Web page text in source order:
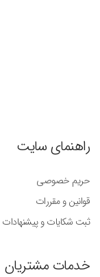
راهنمای سایت
حریم خصوصی
قوانین و مقررات
ثبت شکایات و پیشنهادات
خدمات مشتریان